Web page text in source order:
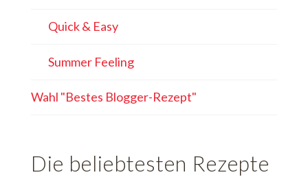
Quick & Easy
Summer Feeling
Wahl "Bestes Blogger-Rezept"
Die beliebtesten Rezepte